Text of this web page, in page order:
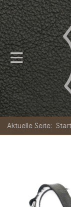
Aktuelle Seite: Start